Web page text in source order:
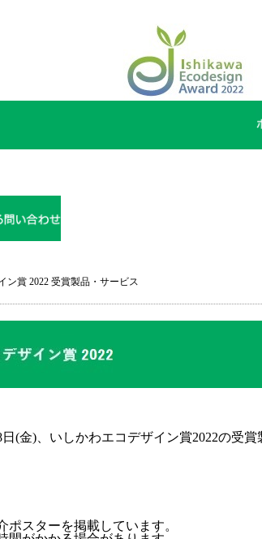
ン賞 2022 受賞製品・サービス
(金)、いしかわエコデザイン賞2022の受
スターを掲載しています。